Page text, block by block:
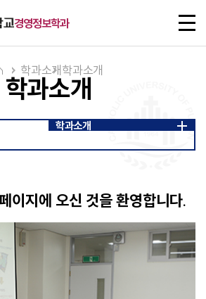
경영정보학과
전
체
메
학과소개
학과소개학과소개
학과소개
이지에 오신 것을 환영합니다.